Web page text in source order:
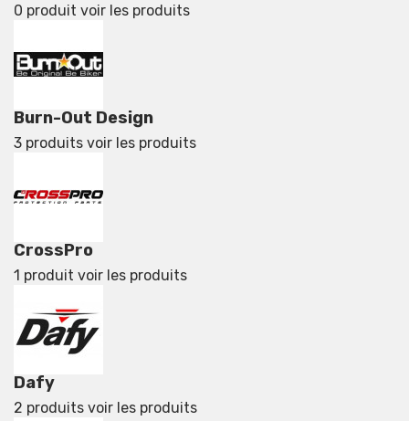
0 produit voir les produits
Burn-Out Design
3 produits voir les produits
CrossPro
1 produit voir les produits
Dafy
2 produits voir les produits